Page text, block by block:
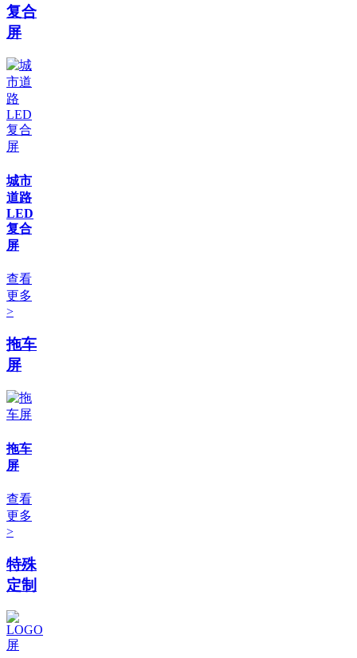
复合
屏
城市
道路
LED
复合
屏
查看
更多
>
拖车
屏
拖车
屏
查看
更多
>
特殊
定制